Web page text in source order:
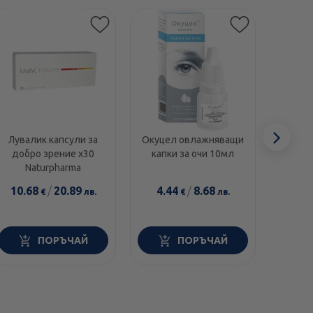
Лувалик капсули за
добро зрение х30
Naturpharma
10.68€ / 20.89лв.
ПОРЪЧАЙ
Окуцел овлажняващи
капки за очи 10мл
4.44€ / 8.68лв.
ПОРЪЧАЙ